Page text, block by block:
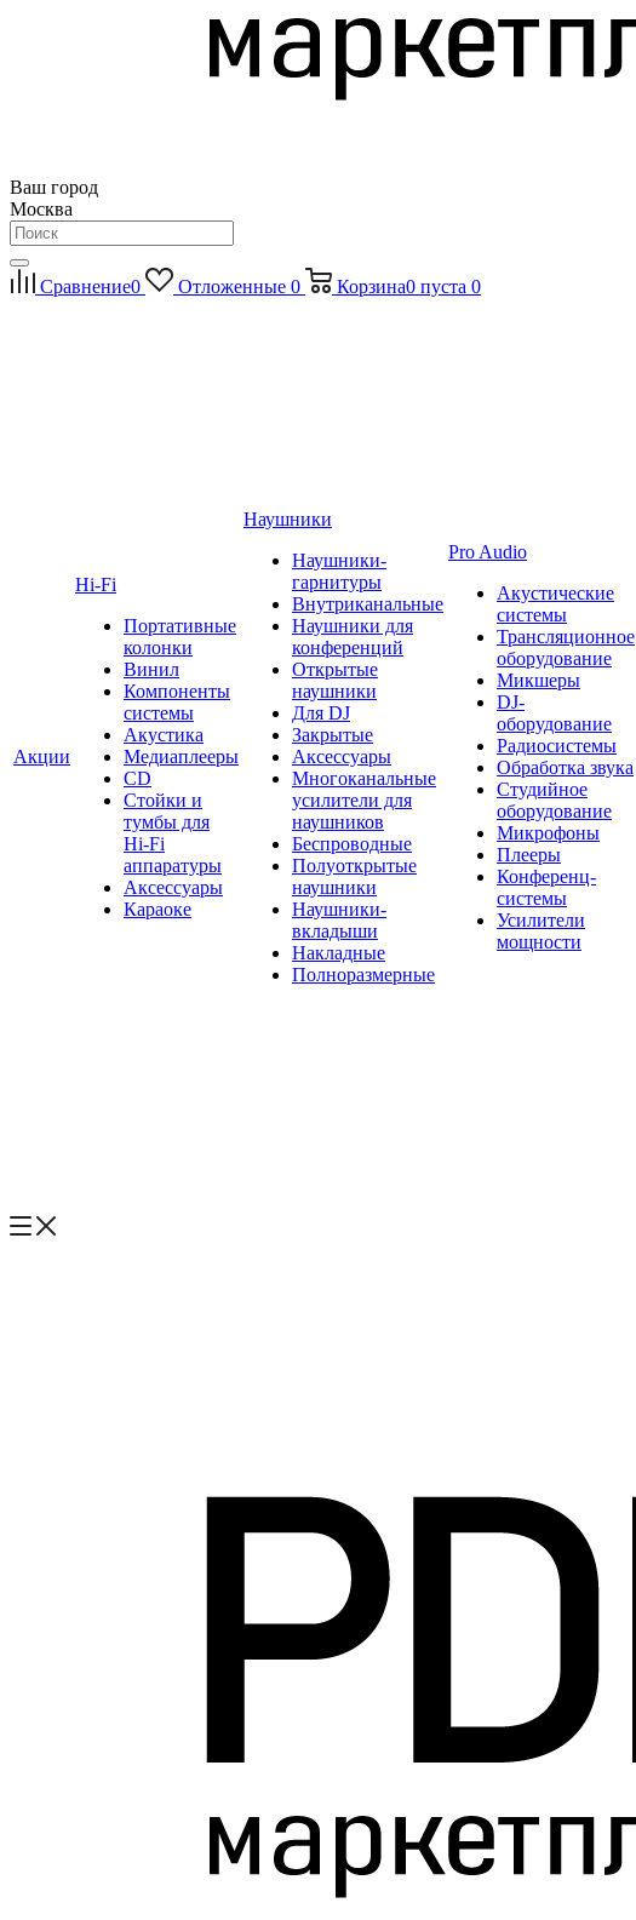
Ваш город
Москва
Сравнение0 Отложенные 0 Корзина0 пуста 0
Акции
Hi-Fi
Портативные
колонки
Винил
Компоненты
системы
Акустика
Медиаплееры
CD
Стойки и
тумбы для
Hi-Fi
аппаратуры
Аксессуары
Караоке
Наушники
Наушники-
гарнитуры
Внутриканальные
Наушники для
конференций
Открытые
наушники
Для DJ
Закрытые
Аксессуары
Многоканальные
усилители для
наушников
Беспроводные
Полуоткрытые
наушники
Наушники-
вкладыши
Накладные
Полноразмерные
Pro Audio
Акустические
системы
Трансляционное
оборудование
Микшеры
DJ-
оборудование
Радиосистемы
Обработка звука
Студийное
оборудование
Микрофоны
Плееры
Конференц-
системы
Усилители
мощности